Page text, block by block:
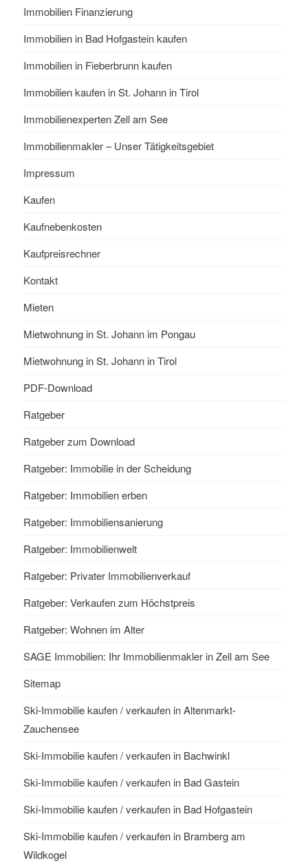
Immobilien Finanzierung
Immobilien in Bad Hofgastein kaufen
Immobilien in Fieberbrunn kaufen
Immobilien kaufen in St. Johann in Tirol
Immobilienexperten Zell am See
Immobilienmakler – Unser Tätigkeitsgebiet
Impressum
Kaufen
Kaufnebenkosten
Kaufpreisrechner
Kontakt
Mieten
Mietwohnung in St. Johann im Pongau
Mietwohnung in St. Johann in Tirol
PDF-Download
Ratgeber
Ratgeber zum Download
Ratgeber: Immobilie in der Scheidung
Ratgeber: Immobilien erben
Ratgeber: Immobiliensanierung
Ratgeber: Immobilienwelt
Ratgeber: Privater Immobilienverkauf
Ratgeber: Verkaufen zum Höchstpreis
Ratgeber: Wohnen im Alter
SAGE Immobilien: Ihr Immobilienmakler in Zell am See
Sitemap
Ski-Immobilie kaufen / verkaufen in Altenmarkt-
Zauchensee
Ski-Immobilie kaufen / verkaufen in Bachwinkl
Ski-Immobilie kaufen / verkaufen in Bad Gastein
Ski-Immobilie kaufen / verkaufen in Bad Hofgastein
Ski-Immobilie kaufen / verkaufen in Bramberg am
Wildkogel